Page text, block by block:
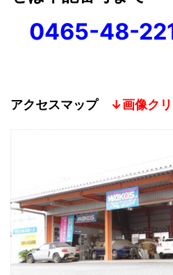
0465-48-
アクセスマップ ↓画像ク